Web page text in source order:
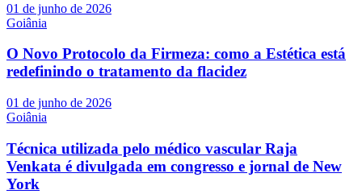
01 de junho de 2026
Goiânia
O Novo Protocolo da Firmeza: como a Estética está
redefinindo o tratamento da flacidez
01 de junho de 2026
Goiânia
Técnica utilizada pelo médico vascular Raja
Venkata é divulgada em congresso e jornal de New
York